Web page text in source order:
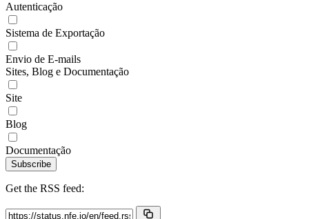
Autenticação
Sistema de Exportação
Envio de E-mails
Sites, Blog e Documentação
Site
Blog
Documentação
Subscribe
Get the RSS feed: